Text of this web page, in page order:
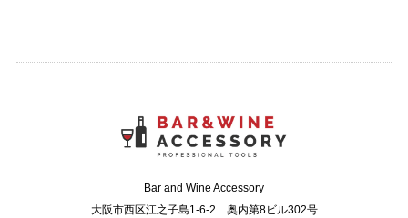
Bar and Wine Accessory
大阪市西区江之子島1-6-2 奥内第8ビル302号